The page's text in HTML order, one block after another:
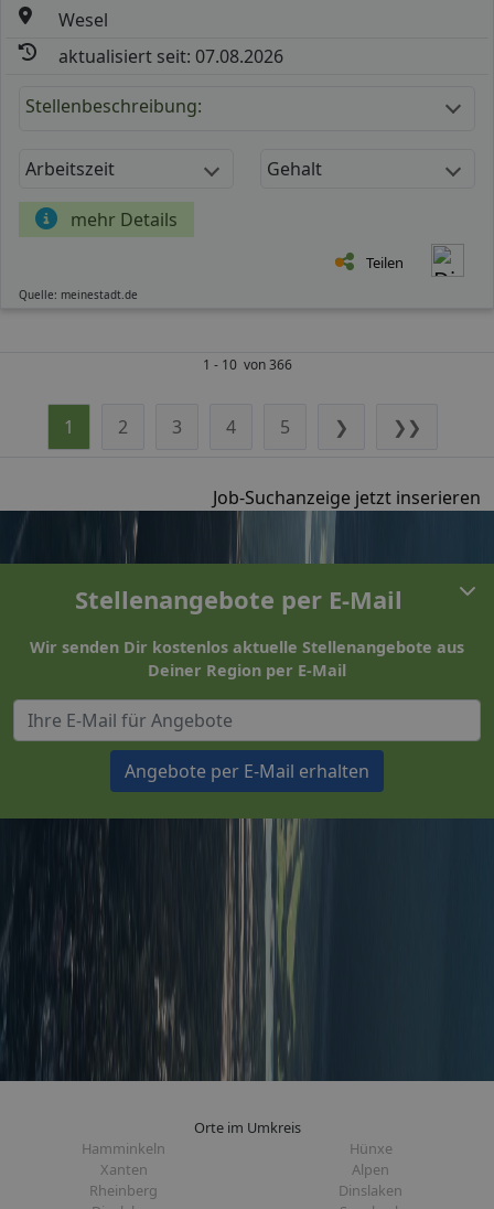
Wesel
aktualisiert seit: 07.08.2026
Stellenbeschreibung:
Arbeitszeit Gehalt
mehr Details
Teilen
Quelle: meinestadt.de
1 - 10 von 366
1 2 3 4 5 ❯ ❯❯
Job-Suchanzeige jetzt inserieren
Stellenangebote per E-Mail
Wir senden Dir kostenlos aktuelle Stellenangebote aus
Deiner Region per E-Mail
Angebote per E-Mail erhalten
Orte im Umkreis
Hamminkeln
Hünxe
Xanten
Alpen
Rheinberg
Dinslaken